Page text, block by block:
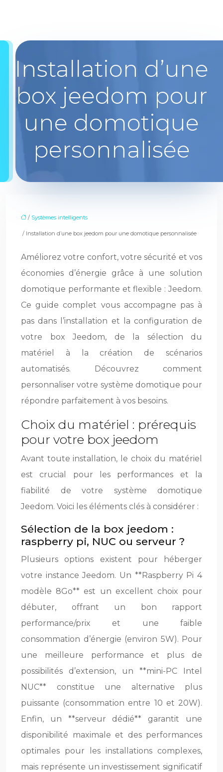
Installation d’une
box jeedom pour
une domotique
personnalisée
/ Systèmes intelligents
/ Installation d’une box jeedom pour une domotique personnalisée
Améliorez votre confort, votre sécurité et vos
économies d’énergie grâce à une solution
domotique performante et flexible : Jeedom.
Ce guide complet vous accompagne pas à
pas dans l’installation et la configuration de
votre box Jeedom, de la sélection du
matériel à la création de scénarios
automatisés. Découvrez comment
personnaliser votre système domotique pour
répondre parfaitement à vos besoins.
Choix du matériel : prérequis
pour votre box jeedom
Avant toute installation, le choix du matériel
est crucial pour les performances et la
fiabilité de votre système domotique
Jeedom. Voici les éléments clés à considérer :
Sélection de la box jeedom :
raspberry pi, NUC ou serveur ?
Plusieurs options existent pour héberger
votre instance Jeedom. Un **Raspberry Pi 4
modèle 8Go** est un excellent choix pour
débuter, offrant un bon rapport
performance/prix et une faible
consommation d’énergie (environ 5W). Pour
une meilleure performance et plus de
possibilités d’extension, un **mini-PC Intel
NUC** constitue une alternative plus
puissante (consommation entre 10 et 20W).
Enfin, un **serveur dédié** garantit une
disponibilité maximale et des performances
optimales pour les installations complexes,
mais représente un investissement significatif